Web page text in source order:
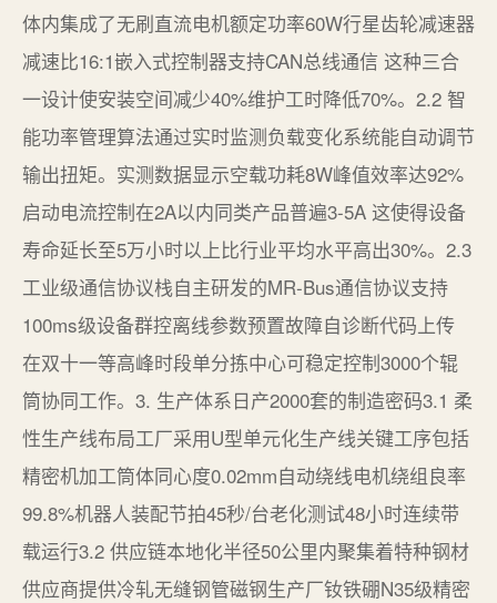
体内集成了无刷直流电机额定功率60W行星齿轮减速器
减速比16:1嵌入式控制器支持CAN总线通信 这种三合
一设计使安装空间减少40%维护工时降低70%。2.2 智
能功率管理算法通过实时监测负载变化系统能自动调节
输出扭矩。实测数据显示空载功耗8W峰值效率达92%
启动电流控制在2A以内同类产品普遍3-5A 这使得设备
寿命延长至5万小时以上比行业平均水平高出30%。2.3
工业级通信协议栈自主研发的MR-Bus通信协议支持
100ms级设备群控离线参数预置故障自诊断代码上传
在双十一等高峰时段单分拣中心可稳定控制3000个辊
筒协同工作。3. 生产体系日产2000套的制造密码3.1 柔
性生产线布局工厂采用U型单元化生产线关键工序包括
精密机加工筒体同心度0.02mm自动绕线电机绕组良率
99.8%机器人装配节拍45秒/台老化测试48小时连续带
载运行3.2 供应链本地化半径50公里内聚集着特种钢材
供应商提供冷轧无缝钢管磁钢生产厂钕铁硼N35级精密